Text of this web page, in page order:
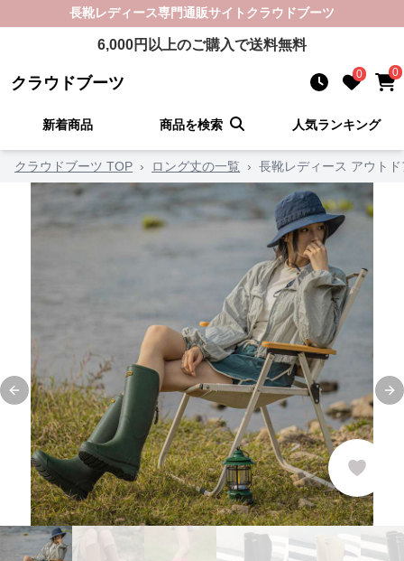
長靴レディース専門通販サイト クラウドブーツ
6,000円以上のご購入で送料無料
クラウドブーツ 0 0
新着商品 商品を検索 人気ランキング
クラウドブーツ TOP › ロング丈の一覧 › 長靴レディース アウト
Previous slide